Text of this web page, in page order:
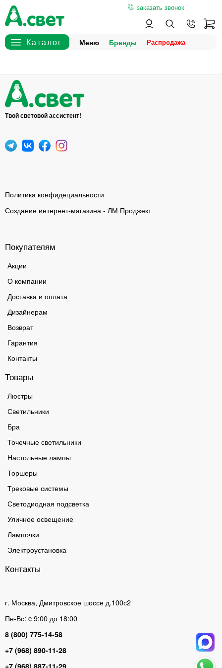
заказать звонок
Меню Бренды
Твой световой ассистент!
Политика конфидециальности
Создание интернет-магазина - ЛМ Проджект
Покупателям
Акции
О компании
Доставка и оплата
Дизайнерам
Возврат
Гарантия
Контакты
Товары
Люстры
Светильники
Бра
Точечные светильники
Настольные лампы
Торшеры
Трековые системы
Светодиодная подсветка
Уличное освещение
Лампочки
Электроустановка
Контакты
г. Москва, Дмитровское шоссе д.100с2
Пн-Вс: c 9:00 до 18:00
8 (800) 775-14-58
+7 (968) 890-11-28